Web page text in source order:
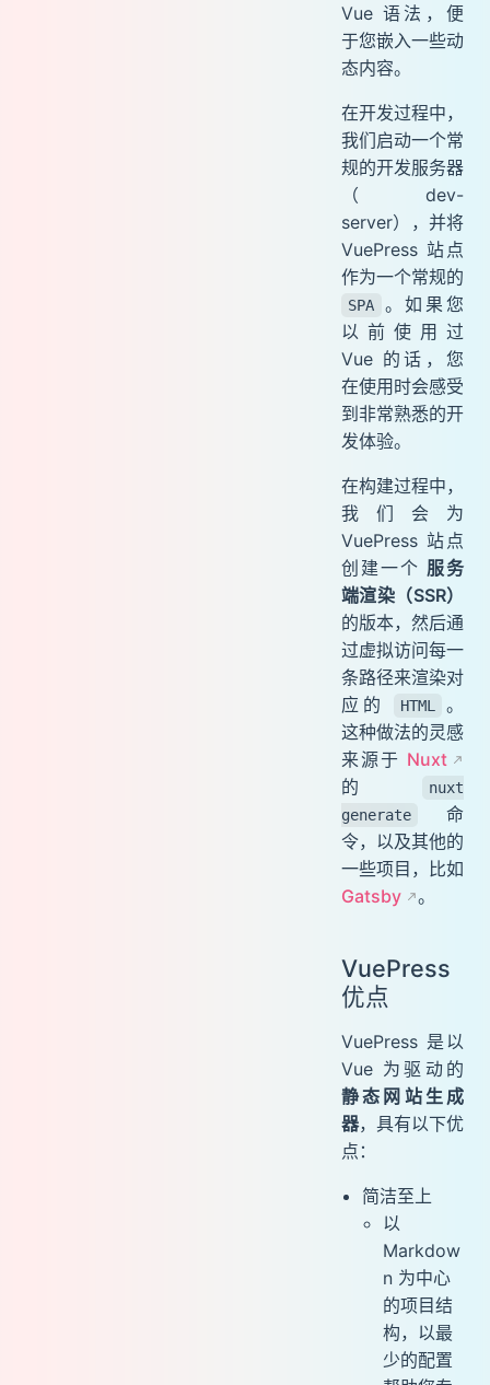
Vue 语法，便
于您嵌入一些动
态内容。
在开发过程中，
我们启动一个常
规的开发服务器
（dev-
server），并将
VuePress 站点
作为一个常规的
SPA
。如果您
以前使用过
Vue 的话，您
在使用时会感受
到非常熟悉的开
发体验。
在构建过程中，
我们会为
VuePress 站点
创建一个 服务
端渲染（SSR）
的版本，然后通
过虚拟访问每一
条路径来渲染对
应的
HTML
。
这种做法的灵感
来源于 Nuxt
的
nuxt
generate
命
令，以及其他的
一些项目，比如
Gatsby
。
VuePress
优点
VuePress 是以
Vue 为驱动的
静态网站生成
器，具有以下优
点：
简洁至上
以
Markdow
n 为中心
的项目结
构，以最
少的配置